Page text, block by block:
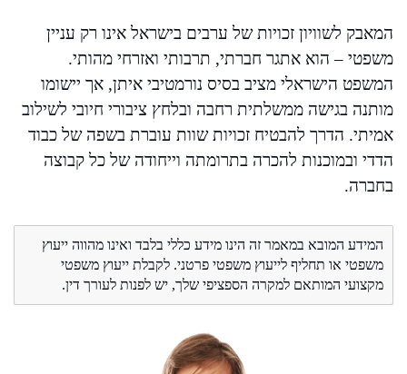
המאבק לשוויון זכויות של ערבים בישראל אינו רק עניין
משפטי – הוא אתגר חברתי, תרבותי ואזרחי מהותי.
המשפט הישראלי מציב בסיס נורמטיבי איתן, אך יישומו
מותנה בגישה ממשלתית רחבה ובלחץ ציבורי חיובי לשילוב
אמיתי. הדרך להבטיח זכויות שוות עוברת בשפה של כבוד
הדדי ובמוכנות להכרה בתרומתה וייחודה של כל קבוצה
בחברה.
המידע המובא במאמר זה הינו מידע כללי בלבד ואינו מהווה ייעוץ
משפטי או תחליף לייעוץ משפטי פרטני. לקבלת ייעוץ משפטי
מקצועי המותאם למקרה הספציפי שלך, יש לפנות לעורך דין.